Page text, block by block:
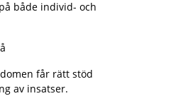
både individ- och
får rätt stöd
av insatser.